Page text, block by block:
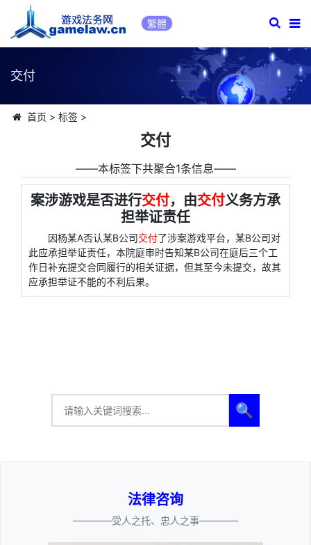
繁體
交付
首页 > 标签>
交付
――本标签下共聚合1条信息――
案涉游戏是否进行交付，由交付义务方承
担举证责任
因杨某A否认某B公司交付了涉案游戏平台，某B公司对
此应承担举证责任，本院庭审时告知某B公司在庭后三个工
作日补充提交合同履行的相关证据，但其至今未提交，故其
应承担举证不能的不利后果。
🔍
法律咨询
————受人之托、忠人之事————